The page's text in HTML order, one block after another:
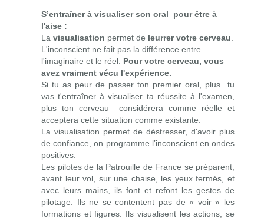
S’entraîner à visualiser son oral pour être à
l'aise :
La visualisation permet de leurrer votre cerveau
L'inconscient ne fait pas la différence entre
l'imaginaire et le réel. Pour votre cerveau, vous
avez vraiment vécu l'expérience.
Si tu as peur de passer ton premier oral, plus tu
vas t'entraîner à visualiser ta réussite à l'examen,
plus ton cerveau considérera comme réelle et
acceptera cette situation comme existante.
La visualisation permet de déstresser, d'avoir plus
de confiance, on programme l’inconscient en ondes
positives
Les pilotes de la Patrouille de France se préparent,
avant leur vol, sur une chaise, les yeux fermés, et
avec leurs mains, ils font et refont les gestes de
pilotage. Ils ne se contentent pas de « voir » les
formations et figures. Ils visualisent les actions, se